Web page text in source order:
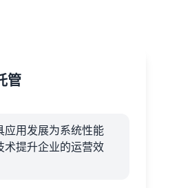
管
应用发展为系统性能
术提升企业的运营效